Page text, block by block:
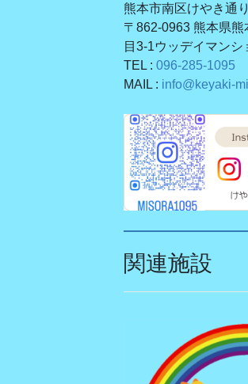
熊本市南区けやき通
〒862-0963 熊本県
目3-1ウッデイマンシ
TEL :096-285-1095
MAIL : info@keyaki-
関連施設